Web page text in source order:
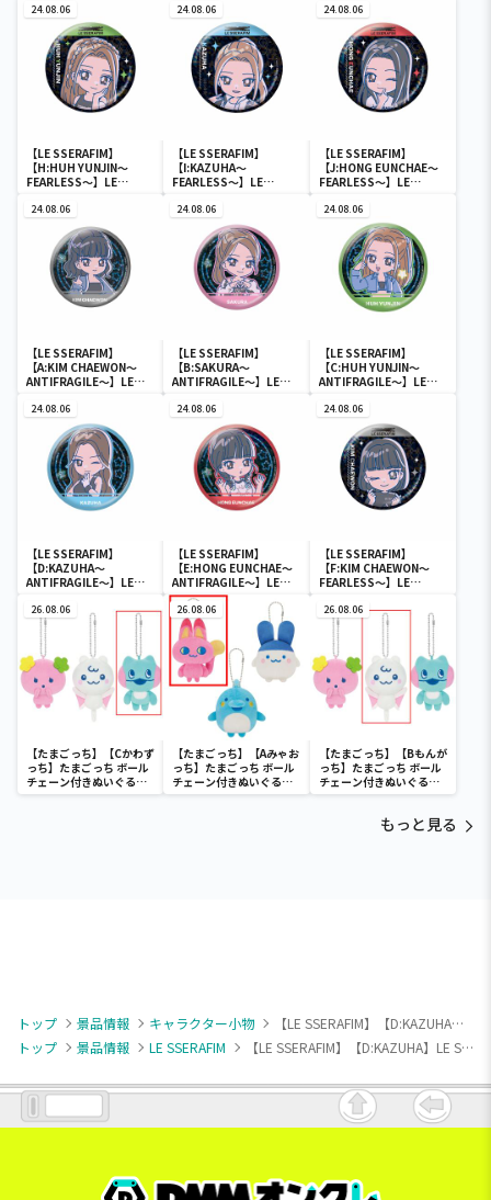
24.08.06
【LE SSERAFIM】
【H:HUH YUNJIN～
FEARLESS～】LE
ぷ ホログラム缶バッジ
24.08.06
【LE SSERAFIM】
【I:KAZUHA～
FEARLESS～】LE
ぷ ホログラム缶バッジ
24.08.06
【LE SSERAFIM】
【J:HONG EUNCHAE～
FEARLESS～】LE
ぷ ホログラム缶バッジ
24.08.06
【LE SSERAFIM】
【A:KIM CHAEWON～
ANTIFRAGILE～】LE
ぷ ホログラム缶バッジ
24.08.06
【LE SSERAFIM】
【B:SAKURA～
ANTIFRAGILE～】LE
ぷ ホログラム缶バッジ
24.08.06
【LE SSERAFIM】
【C:HUH YUNJIN～
ANTIFRAGILE～】LE
ぷ ホログラム缶バッジ
24.08.06
【LE SSERAFIM】
【D:KAZUHA～
ANTIFRAGILE～】LE
ぷ ホログラム缶バッジ
24.08.06
【LE SSERAFIM】
【E:HONG EUNCHAE～
ANTIFRAGILE～】LE
SSERAFIM のすたるぽっ
ぷ ホログラム缶バッジ
24.08.06
【LE SSERAFIM】
【F:KIM CHAEWON～
FEARLESS～】LE
ぷ ホログラム缶バッジ
26.08.06
【たまごっち】【Cかわず
っち】たまごっち ボール
チェーン付きぬいぐるみ
～Tamagotchi
26.08.06
【たまごっち】【Aみゃお
っち】たまごっち ボール
チェーン付きぬいぐるみ
～Tamagotchi
26.08.06
【たまごっち】【Bもんが
っち】たまごっち ボール
チェーン付きぬいぐるみ
～Tamagotchi
もっと見る
トップ 景品情報 キャラクター小物
【LE SSERAFIM】【D:KAZUHA】LE SSERAFIM きゅるぽっぷん アクリルネームバッジ
トップ
景品情報 LE SSERAFIM 【LE SSERAFIM】【D:KAZUHA】LE SSERAFIM きゅるぽっぷん アクリルネームバッジ